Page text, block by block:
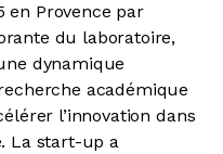
en Provence par
du laboratoire,
dynamique
académique
l’innovation dans
La start-up a